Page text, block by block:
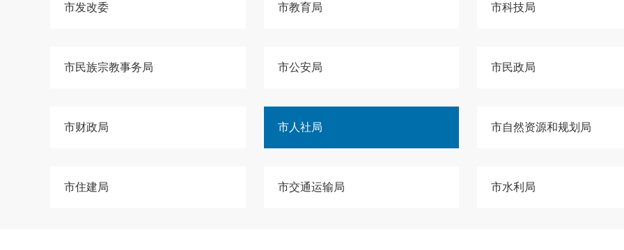
市发改委 市教育局 市科技局
市民族宗教事务局 市公安局 市民政局
市财政局 市人社局 市自然资源和规划局
市住建局 市交通运输局 市水利局